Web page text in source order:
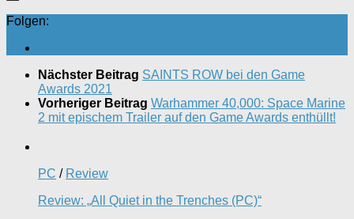
Folgen:
Nächster Beitrag SAINTS ROW bei den Game
Awards 2021
Vorheriger Beitrag Warhammer 40,000: Space Marine
2 mit epischem Trailer auf den Game Awards enthüllt!
PC / Review
Review: „All Quiet in the Trenches (PC)“